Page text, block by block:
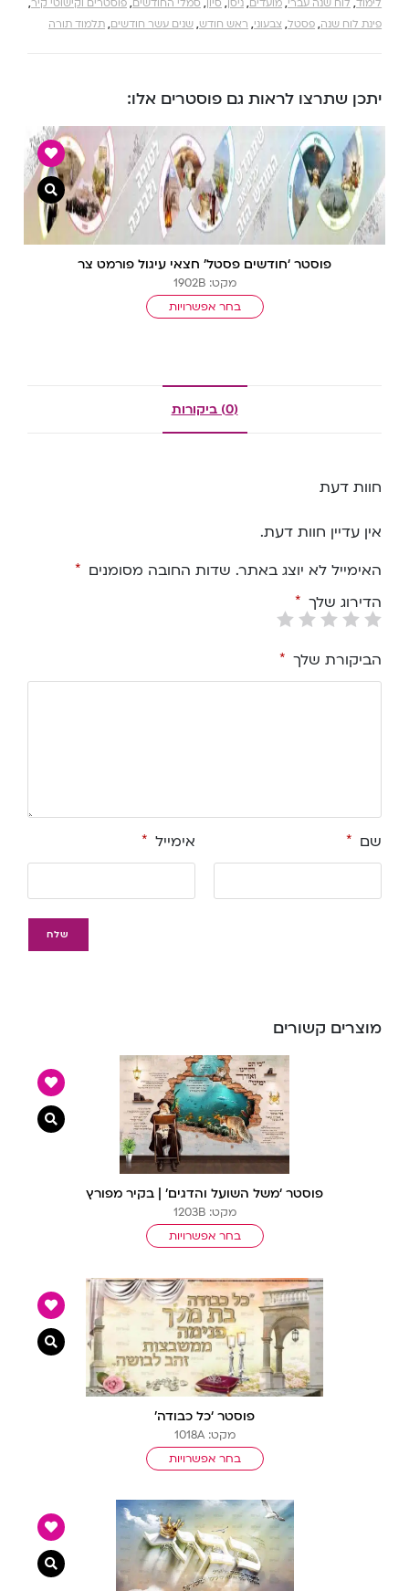
לימוד, לוח שנה עברי, מועדים, ניסן , סיון , סמלי החודשים, פוסטרים וקישוטי קיר,
פינת לוח שנה, פסטל, צבעוני, ראש חודש, שנים עשר חודשים, תלמוד תורה
יתכן שתרצו לראות גם פוסטרים אלו:
פוסטר ‘חודשים פסטל’ חצאי עיגול פורמט צר
מקט: 1902B
בחר אפשרויות
צפייה
(0) ביקורות
חוות דעת
אין עדיין חוות דעת.
האימייל לא יוצג באתר. שדות החובה מסומנים *
הדירוג שלך *
הביקורת שלך *
שם * אימייל *
מוצרים קשורים
פוסטר ‘משל השועל והדגים’ | בקיר מפורץ
מקט: 1203B
בחר אפשרויות
צפייה
פוסטר ‘כל כבודה’
מקט: 1018A
בחר אפשרויות
צפייה
צפייה